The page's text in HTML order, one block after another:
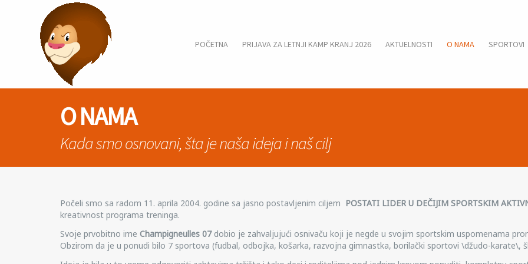
POČETNA PRIJAVA ZA LETNJI KAMP KRANJ 2026 AKTUELNOSTI O NAMA SPORTOVI
7-
9
god
O NAMA
Kada smo osnovani, šta je naša ideja i naš cilj
Počeli smo sa radom 11. aprila 2004. godine sa jasno postavljenim ciljem POSTATI LIDER U DEČIJIM SPORTSKIM
kreativnost programa treninga.
Svoje prvobitno ime Champigneulles 07dobio je zahvaljujući osnivaču koji je negde u svojim sportskim uspomenama
Obzirom da je u ponudi bilo 7 sportova (fudbal, odbojka, košarka, razvojna gimnastka, borilački sportovi \džudo-karate\,